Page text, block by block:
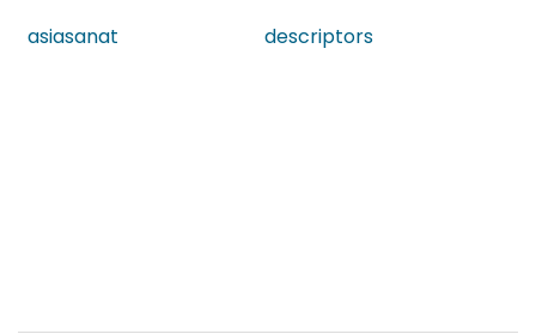
asiasanat descriptors